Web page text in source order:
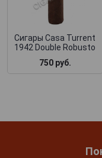
Сигары Casa Turrent
1942 Double Robusto
750 руб.